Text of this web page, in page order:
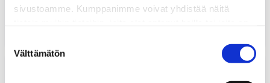
sivustoamme. Kumppanimme voivat yhdistää näitä
valinta
Välttämätön
21.08.2026